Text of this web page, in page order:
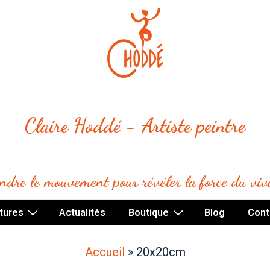
Claire Hoddé - Artiste peintre
le mouvement pour révéler la force du
Actualités Boutique Blog
Accueil » 20x20cm